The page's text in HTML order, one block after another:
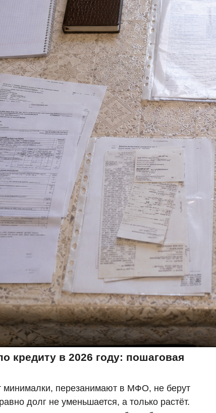
кредиту в 2026 году: пошаговая
перезанимают в МФО, не берут
долг не уменьшается, а только растёт.